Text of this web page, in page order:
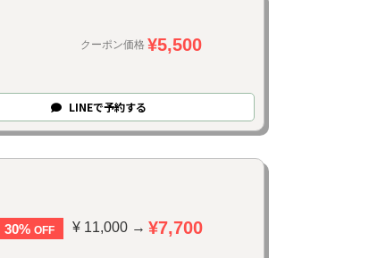
クーポン価格 ¥5,500
LINEで予約する
30% OFF ¥ 11,000 → ¥7,700